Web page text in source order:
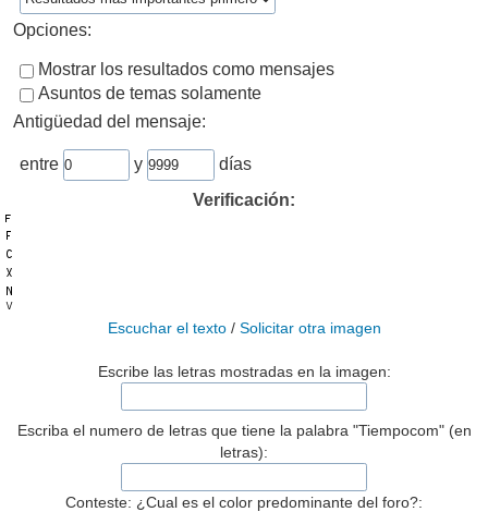
Opciones:
Mostrar los resultados como mensajes
Asuntos de temas solamente
Antigüedad del mensaje:
entre y
días
Verificación:
Escuchar el texto/ Solicitar otra imagen
Escribe las letras mostradas en la imagen:
Escriba el numero de letras que tiene la palabra "Tiempocom" (en
letras):
Conteste: ¿Cual es el color predominante del foro?: